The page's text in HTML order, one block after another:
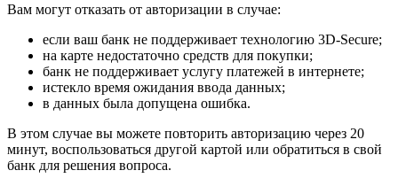
Вам могут отказать от авторизации в случае:
если ваш банк не поддерживает технологию 3D-Secure;
на карте недостаточно средств для покупки;
банк не поддерживает услугу платежей в интернете;
истекло время ожидания ввода данных;
в данных была допущена ошибка.
В этом случае вы можете повторить авторизацию через 20
минут, воспользоваться другой картой или обратиться в свой
банк для решения вопроса.